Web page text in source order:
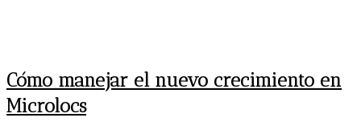
Cómo manejar el nuevo crecimiento en
Microlocs